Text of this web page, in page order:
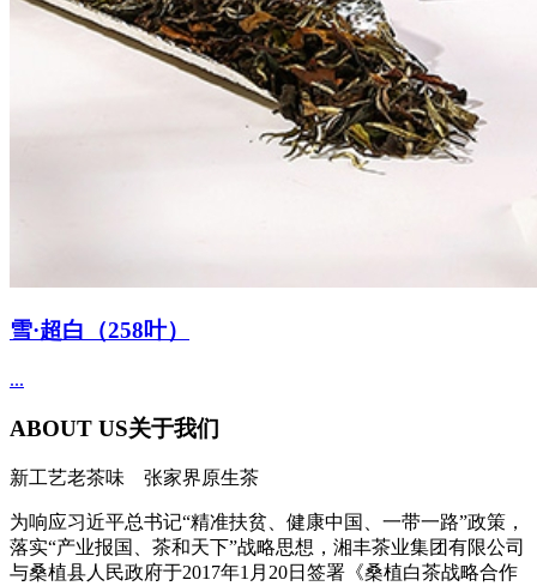
雪·超白（258叶）
...
ABOUT US关于我们
新工艺老茶味 张家界原生茶
为响应习近平总书记“精准扶贫、健康中国、一带一路”政策，
落实“产业报国、茶和天下”战略思想，湘丰茶业集团有限公司
与桑植县人民政府于2017年1月20日签署《桑植白茶战略合作